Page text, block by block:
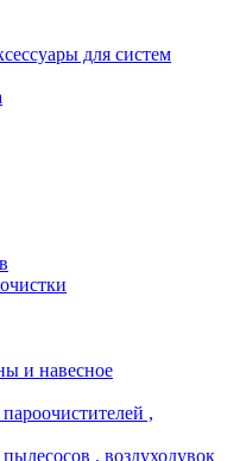
для систем
и навесное
,
, воздуходувок